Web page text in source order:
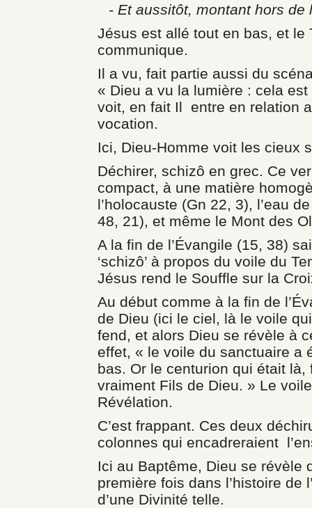
- Et aussitôt, montant hors de
Jésus est allé tout en bas, et le
communique.
Il a vu, fait partie aussi du
« Dieu a vu la lumière : cela
voit, en fait Il entre en relation
vocation.
Ici, Dieu-Homme voit les cieux
Déchirer, schizô en grec. Ce
compact, à une matière
l’holocauste (Gn 22, 3), l’eau
48, 21), et même le Mont des
A la fin de l’Évangile (15, 38)
‘schizô’ à propos du voile du
Jésus rend le Souffle sur la
Au début comme à la fin de
de Dieu (ici le ciel, là le voile
fend, et alors Dieu se révèle à
effet, « le voile du sanctuaire a
bas. Or le centurion qui était
vraiment Fils de Dieu. » Le
Révélation.
C’est frappant. Ces deux
colonnes qui encadreraient
Ici au Baptême, Dieu se révèle
première fois dans l’histoire de
d’une Divinité telle.